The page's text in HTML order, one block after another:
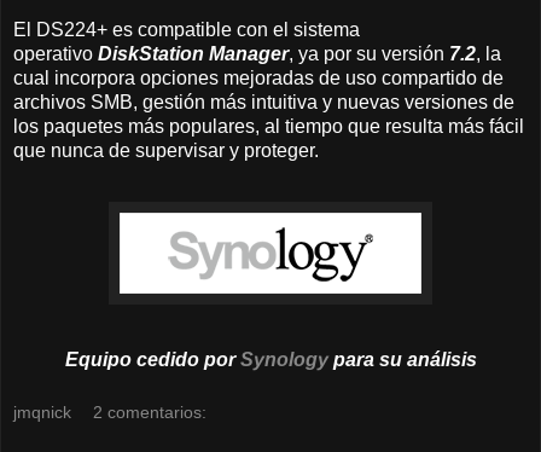
El DS224+ es compatible con el sistema
operativo DiskStation Manager, ya por su versión 7.2, la
cual incorpora opciones mejoradas de uso compartido de
archivos SMB, gestión más intuitiva y nuevas versiones de
los paquetes más populares, al tiempo que resulta más fácil
que nunca de supervisar y proteger.
Equipo cedido porSynologypara su análisis
jmqnick 2 comentarios: